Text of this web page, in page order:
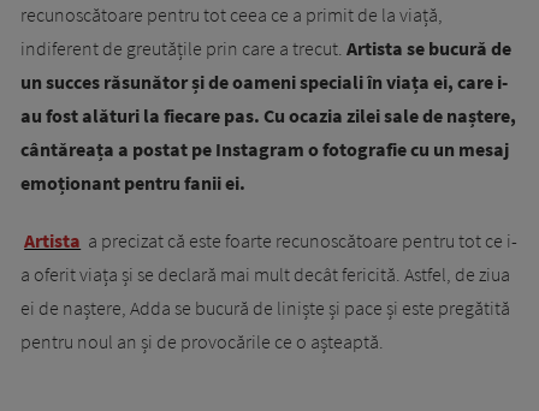
recunoscătoare pentru tot ceea ce a primit de la viață,
indiferent de greutățile prin care a trecut. Artista se bucură de
un succes răsunător și de oameni speciali în viața ei, care i-
au fost alături la fiecare pas. Cu ocazia zilei sale de naștere,
cântăreața a postat pe Instagram o fotografie cu un mesaj
emoționant pentru fanii ei.
Artista a precizat că este foarte recunoscătoare pentru tot ce i-
a oferit viața și se declară mai mult decât fericită. Astfel, de ziua
ei de naștere, Adda se bucură de liniște și pace și este pregătită
pentru noul an și de provocările ce o așteaptă.